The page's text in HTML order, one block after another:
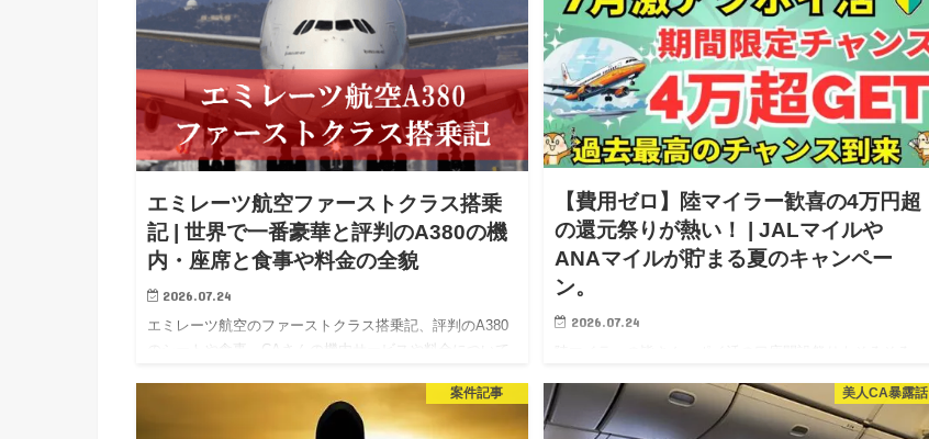
エミレーツ航空ファーストクラス搭乗
記 | 世界で一番豪華と評判のA380の機
内・座席と食事や料金の全貌
2026.07.24
エミレーツ航空のファーストクラス搭乗記、評判のA380
のシートや食事、CAさんの機内サービスや料金について
ミレーツ航空のファーストクラス、今回はフランクフル
【費用ゼロ】陸マイラー歓喜の4万円超
の還元祭りが熱い！ | JALマイルや
ANAマイルが貯まる夏のキャンペー
ン。
2026.07.24
らしいところは、費用がかからないところですね。口座
開設のみで 一撃40,100円の還元になっています。( ﾟДﾟ;)
案件記事 美人CA暴露話